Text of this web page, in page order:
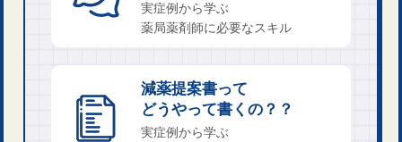
実症例から学ぶ
薬局薬​剤師に必要なスキル
減薬提案書​って
どうやって書くの？？
実症例​から学ぶ